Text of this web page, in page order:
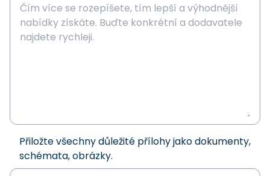
Přiložte všechny důležité přílohy jako dokumenty,
schémata, obrázky.